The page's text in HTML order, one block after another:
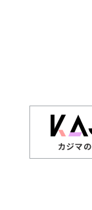
カジマの